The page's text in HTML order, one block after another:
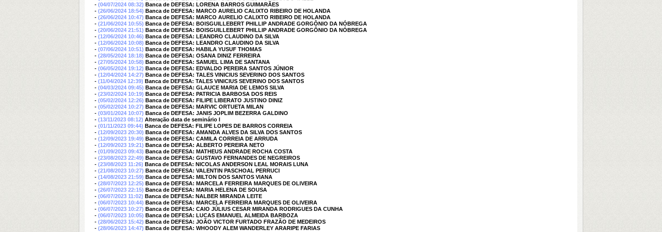
- (04/07/2024 08:32) Banca de DEFESA: LORENA BARROS GUIMARÃES
- (26/06/2024 18:54) Banca de DEFESA: MARCO AURELIO CALIXTO RIBEIRO DE HOLANDA
- (26/06/2024 10:47) Banca de DEFESA: MARCO AURELIO CALIXTO RIBEIRO DE HOLANDA
- (21/06/2024 10:55) Banca de DEFESA: BOISGUILLEBERT PHILLIP ANDRADE GORGÔNIO DA NÓBREGA
- (20/06/2024 21:51) Banca de DEFESA: BOISGUILLEBERT PHILLIP ANDRADE GORGÔNIO DA NÓBREGA
- (12/06/2024 10:46) Banca de DEFESA: LEANDRO CLAUDINO DA SILVA
- (12/06/2024 10:08) Banca de DEFESA: LEANDRO CLAUDINO DA SILVA
- (07/06/2024 10:51) Banca de DEFESA: HABILA YUSUF THOMAS
- (28/05/2024 18:18) Banca de DEFESA: OSANA DINIZ FERREIRA
- (27/05/2024 10:58) Banca de DEFESA: SAMUEL LIMA DE SANTANA
- (06/05/2024 19:12) Banca de DEFESA: EDVALDO PEREIRA SANTOS JÚNIOR
- (12/04/2024 14:27) Banca de DEFESA: TALES VINICIUS SEVERINO DOS SANTOS
- (11/04/2024 12:39) Banca de DEFESA: TALES VINICIUS SEVERINO DOS SANTOS
- (04/03/2024 09:45) Banca de DEFESA: GLAUCE MARIA DE LEMOS SILVA
- (23/02/2024 10:19) Banca de DEFESA: PATRICIA BARBOSA DOS REIS
- (05/02/2024 12:26) Banca de DEFESA: FILIPE LIBERATO JUSTINO DINIZ
- (05/02/2024 10:27) Banca de DEFESA: MARVIC ORTUETA MILAN
- (03/01/2024 10:07) Banca de DEFESA: JANIS JOPLIM BEZERRA GALDINO
- (13/11/2023 08:12) Alteração data de seminário I
- (01/11/2023 09:44) Banca de DEFESA: FILIPE LOPES DE BARROS CORREIA
- (12/09/2023 20:30) Banca de DEFESA: AMANDA ALVES DA SILVA DOS SANTOS
- (12/09/2023 19:49) Banca de DEFESA: CAMILA CORREIA DE ARRUDA
- (12/09/2023 19:21) Banca de DEFESA: ALBERTO PEREIRA NETO
- (01/09/2023 09:43) Banca de DEFESA: MATHEUS ANDRADE ROCHA COSTA
- (23/08/2023 22:49) Banca de DEFESA: GUSTAVO FERNANDES DE NEGREIROS
- (23/08/2023 11:26) Banca de DEFESA: NICOLAS ANDERSON LEAL MORAIS LUNA
- (21/08/2023 10:27) Banca de DEFESA: VALENTIN PASCHOAL PERRUCI
- (14/08/2023 21:59) Banca de DEFESA: MILTON DOS SANTOS VIANA
- (28/07/2023 12:25) Banca de DEFESA: MARCELA FERREIRA MARQUES DE OLIVEIRA
- (26/07/2023 22:15) Banca de DEFESA: MARIA HELENA DE SOUSA
- (06/07/2023 11:02) Banca de DEFESA: NALBER MIRANDA LEITE
- (06/07/2023 10:44) Banca de DEFESA: MARCELA FERREIRA MARQUES DE OLIVEIRA
- (06/07/2023 10:27) Banca de DEFESA: CAIO JÚLIUS CESAR MIRANDA RODRIGUES DA CUNHA
- (06/07/2023 10:05) Banca de DEFESA: LUCAS EMANUEL ALMEIDA BARBOZA
- (28/06/2023 15:42) Banca de DEFESA: JOÃO VICTOR FURTADO FRAZÃO DE MEDEIROS
- (28/06/2023 14:47) Banca de DEFESA: WHOODY ALEM WANDERLEY ARARIPE FARIAS